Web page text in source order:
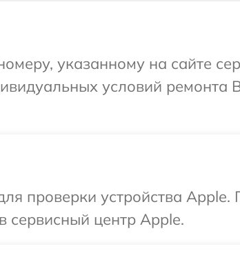
указанному на сайте
условий ремонта
проверки устройства Apple.
сервисный центр Apple.